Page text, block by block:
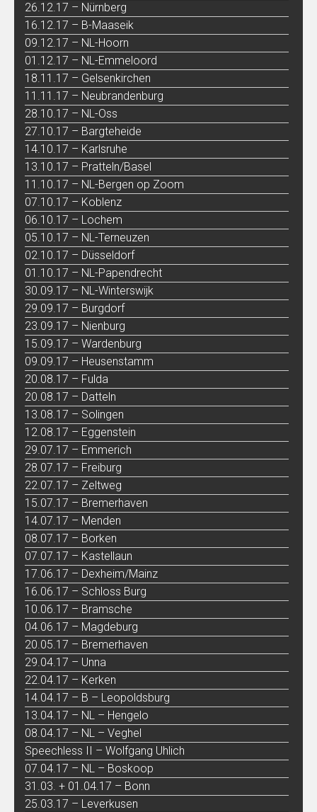
26.12.17 – Nürnberg
16.12.17 – B-Maaseik
09.12.17 – NL-Hoorn
01.12.17 – NL-Emmeloord
18.11.17 – Gelsenkirchen
11.11.17 – Neubrandenburg
28.10.17 – NL-Oss
27.10.17 – Bargteheide
14.10.17 – Karlsruhe
13.10.17 – Pratteln/Basel
11.10.17 – NL-Bergen op Zoom
07.10.17 – Koblenz
06.10.17 – Lochem
05.10.17 – NL-Terneuzen
02.10.17 – Düsseldorf
01.10.17 – NL-Papendrecht
30.09.17 – NL-Winterswijk
29.09.17 – Burgdorf
23.09.17 – Nienburg
15.09.17 – Wardenburg
09.09.17 – Heusenstamm
20.08.17 – Fulda
20.08.17 – Datteln
13.08.17 – Solingen
12.08.17 – Eggenstein
29.07.17 – Emmerich
28.07.17 – Freiburg
22.07.17 – Zeltweg
15.07.17 – Bremerhaven
14.07.17 – Menden
08.07.17 – Borken
07.07.17 – Kastellaun
17.06.17 – Dexheim/Mainz
16.06.17 – Schloss Burg
10.06.17 – Bramsche
04.06.17 – Magdeburg
20.05.17 – Bremerhaven
29.04.17 – Unna
22.04.17 – Kerken
14.04.17 – B – Leopoldsburg
13.04.17 – NL – Hengelo
08.04.17 – NL – Veghel
Speechless II – Wolfgang Uhlich
07.04.17 – NL – Boskoop
31.03. + 01.04.17 – Bonn
25.03.17 – Leverkusen